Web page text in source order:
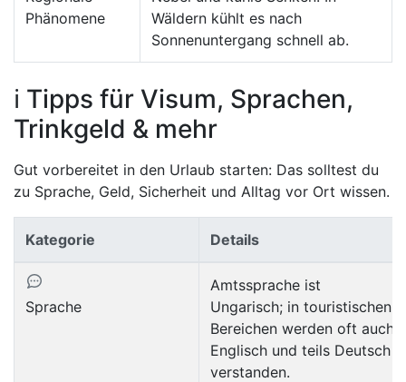
Phänomene
Wäldern kühlt es nach
Sonnenuntergang schnell ab.
ℹ️ Tipps für Visum, Sprachen,
Trinkgeld & mehr
Gut vorbereitet in den Urlaub starten: Das solltest du
zu Sprache, Geld, Sicherheit und Alltag vor Ort wissen.
Kategorie Details
Sprache
Amtssprache ist
Ungarisch; in touristischen
Bereichen werden oft auch
Englisch und teils Deutsch
verstanden.